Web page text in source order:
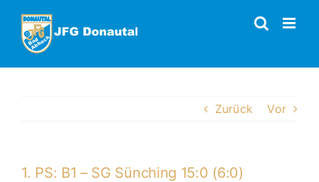
Inhalt
springen
Zurück Vor
1. PS: B1 – SG Sünching 15:0 (6:0)